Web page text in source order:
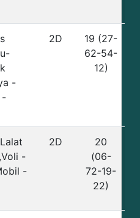
-
-
2D
19 (27-
62-54-
12)
-
-
2D
20
(06-
72-19-
22)